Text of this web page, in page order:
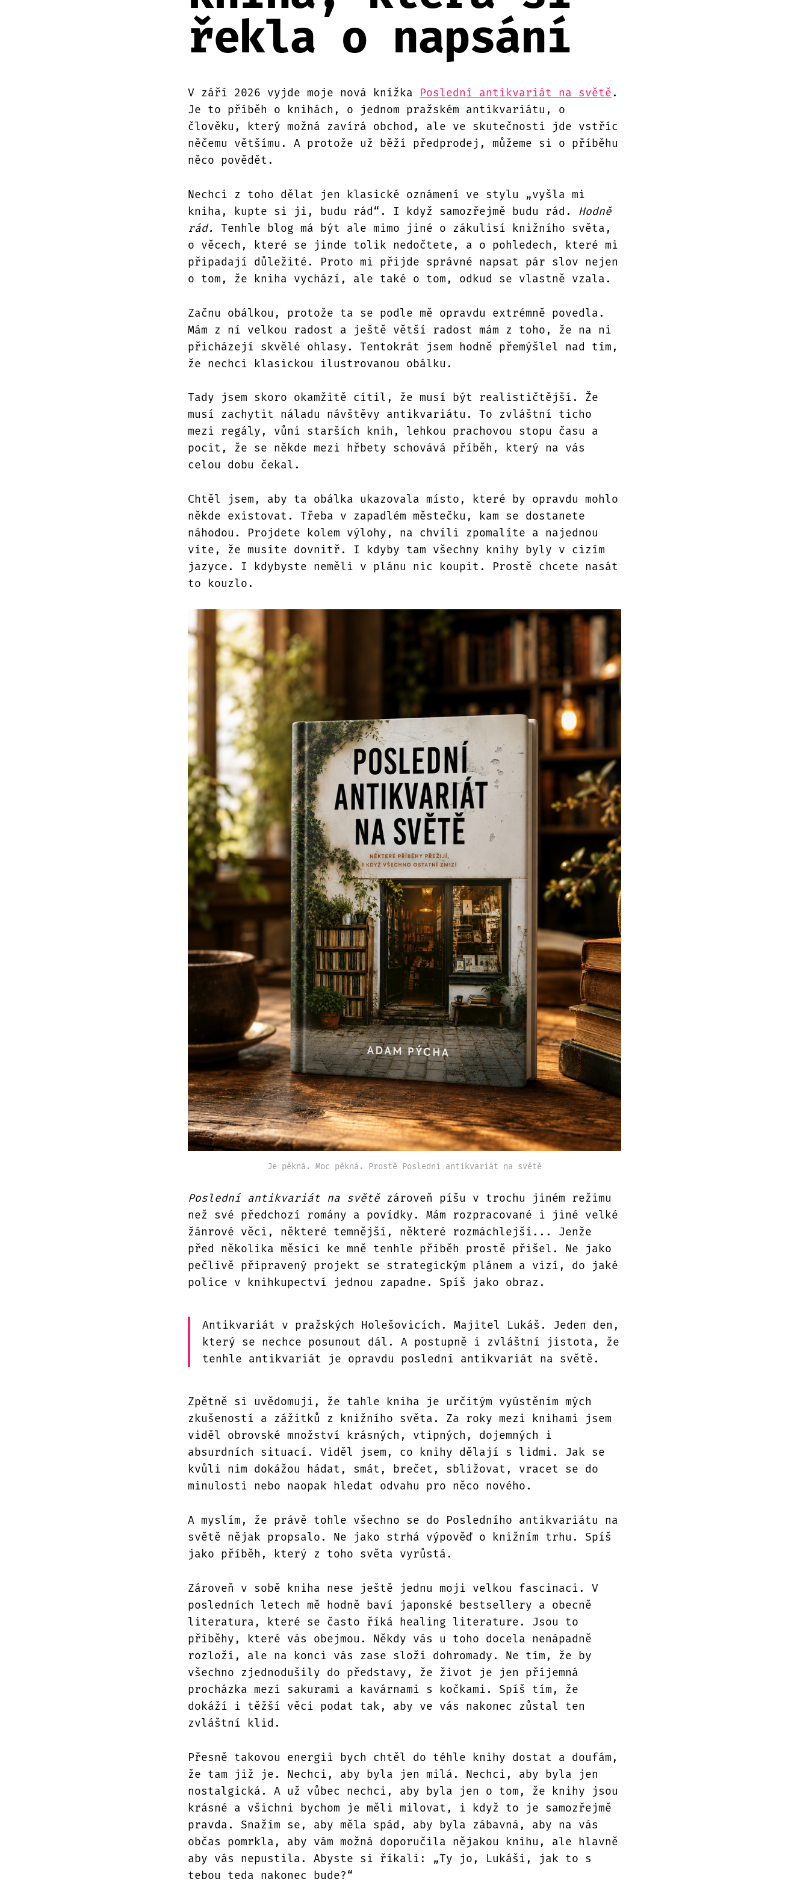
řekla o napsání
V září 2026 vyjde moje nová knížka Poslední antikvariát na světě.
Je to příběh o knihách, o jednom pražském antikvariátu, o
člověku, který možná zavírá obchod, ale ve skutečnosti jde vstříc
něčemu většímu. A protože už běží předprodej, můžeme si o příběhu
něco povědět.
Nechci z toho dělat jen klasické oznámení ve stylu „vyšla mi
kniha, kupte si ji, budu rád“. I když samozřejmě budu rád. Hodně
rád.
Tenhle blog má být ale mimo jiné o zákulisí knižního světa,
o věcech, které se jinde tolik nedočtete, a o pohledech, které mi
připadají důležité. Proto mi přijde správné napsat pár slov nejen
o tom, že kniha vychází, ale také o tom, odkud se vlastně vzala.
Začnu obálkou, protože ta se podle mě opravdu extrémně povedla.
Mám z ní velkou radost a ještě větší radost mám z toho, že na ni
přicházejí skvělé ohlasy. Tentokrát jsem hodně přemýšlel nad tím,
že nechci klasickou ilustrovanou obálku.
Tady jsem skoro okamžitě cítil, že musí být realističtější. Že
musí zachytit náladu návštěvy antikvariátu. To zvláštní ticho
mezi regály, vůni starších knih, lehkou prachovou stopu času a
pocit, že se někde mezi hřbety schovává příběh, který na vás
celou dobu čekal.
Chtěl jsem, aby ta obálka ukazovala místo, které by opravdu mohlo
někde existovat. Třeba v zapadlém městečku, kam se dostanete
náhodou. Projdete kolem výlohy, na chvíli zpomalíte a najednou
víte, že musíte dovnitř. I kdyby tam všechny knihy byly v cizím
jazyce. I kdybyste neměli v plánu nic koupit. Prostě chcete nasát
to kouzlo.
Je pěkná. Moc pěkná. Prostě Poslední antikvariát na světě
Poslední antikvariát na světězároveň píšu v trochu jiném režimu
než své předchozí romány a povídky. Mám rozpracované i jiné velké
žánrové věci, některé temnější, některé rozmáchlejší... Jenže
před několika měsíci ke mně tenhle příběh prostě přišel. Ne jako
pečlivě připravený projekt se strategickým plánem a vizí, do jaké
police v knihkupectví jednou zapadne. Spíš jako obraz.
Antikvariát v pražských Holešovicích. Majitel Lukáš. Jeden den,
který se nechce posunout dál. A postupně i zvláštní jistota, že
tenhle antikvariát je opravdu poslední antikvariát na světě.
Zpětně si uvědomuji, že tahle kniha je určitým vyústěním mých
zkušeností a zážitků z knižního světa. Za roky mezi knihami jsem
viděl obrovské množství krásných, vtipných, dojemných i
absurdních situací. Viděl jsem, co knihy dělají s lidmi. Jak se
kvůli nim dokážou hádat, smát, brečet, sbližovat, vracet se do
minulosti nebo naopak hledat odvahu pro něco nového.
A myslím, že právě tohle všechno se do Posledního antikvariátu na
světě nějak propsalo. Ne jako strhá výpověď o knižním trhu. Spíš
jako příběh, který z toho světa vyrůstá.
Zároveň v sobě kniha nese ještě jednu moji velkou fascinaci. V
posledních letech mě hodně baví japonské bestsellery a obecně
literatura, které se často říká healing literature. Jsou to
příběhy, které vás obejmou. Někdy vás u toho docela nenápadně
rozloží, ale na konci vás zase složí dohromady. Ne tím, že by
všechno zjednodušily do představy, že život je jen příjemná
procházka mezi sakurami a kavárnami s kočkami. Spíš tím, že
dokáží i těžší věci podat tak, aby ve vás nakonec zůstal ten
zvláštní klid.
Přesně takovou energii bych chtěl do téhle knihy dostat a doufám,
že tam již je. Nechci, aby byla jen milá. Nechci, aby byla jen
nostalgická. A už vůbec nechci, aby byla jen o tom, že knihy jsou
krásné a všichni bychom je měli milovat, i když to je samozřejmě
pravda. Snažím se, aby měla spád, aby byla zábavná, aby na vás
občas pomrkla, aby vám možná doporučila nějakou knihu, ale hlavně
aby vás nepustila. Abyste si říkali: „Ty jo, Lukáši, jak to s
tebou teda nakonec bude?“